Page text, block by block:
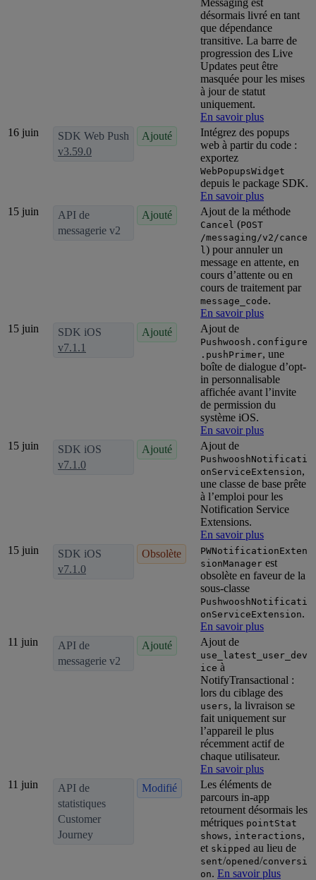
désormais livré en tant
que dépendance
transitive. La barre de
progression des Live
Updates peut être
masquée pour les mises
à jour de statut
uniquement.
En savoir plus
16 juin
SDK Web Push
v3.59.0
Ajouté
Intégrez des popups
web à partir du code :
exportez
WebPopupsWidget
depuis le package SDK.
En savoir plus
15 juin
API de
messagerie v2
Ajouté Ajout de la méthode
Cancel (POST
/messaging/v2/cance
l ) pour annuler un
message en attente, en
cours d’attente ou en
cours de traitement par
message_code.
En savoir plus
15 juin
SDK iOS
v7.1.1
Ajouté Ajout de
Pushwoosh.configure
.pushPrimer, une
boîte de dialogue d’opt-
in personnalisable
affichée avant l’invite
de permission du
système iOS.
En savoir plus
15 juin
SDK iOS
v7.1.0
Ajouté Ajout de
PushwooshNotificati
onServiceExtension,
une classe de base prête
à l’emploi pour les
Notification Service
Extensions.
En savoir plus
15 juin
SDK iOS
v7.1.0
Obsolète
PWNotificationExten
sionManager est
obsolète en faveur de la
sous-classe
PushwooshNotificati
onServiceExtension.
En savoir plus
11 juin
API de
messagerie v2
Ajouté Ajout de
use_latest_user_dev
ice à
NotifyTransactional :
lors du ciblage des
users, la livraison se
fait uniquement sur
l’appareil le plus
récemment actif de
chaque utilisateur.
En savoir plus
11 juin
API de
statistiques
Customer
Journey
Modifié
Les éléments de
parcours in-app
retournent désormais les
métriques pointStat
shows, interactions,
et skipped au lieu de
sent/opened/conversi
on. En savoir plus